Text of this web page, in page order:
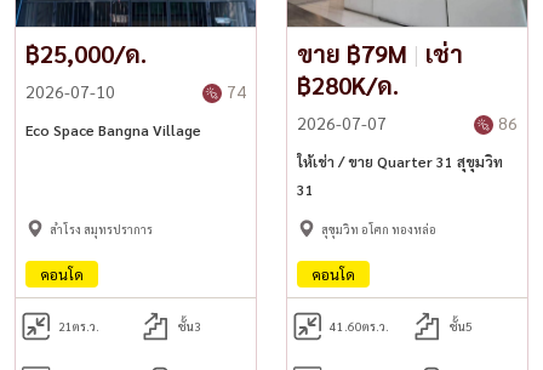
฿25,000/ด.
2026-07-10 74
Eco Space Bangna Village
สำโรง สมุทรปราการ
คอนโด
21 ตร.ว. ชั้น3
ขาย ฿79M | เช่า
฿280K/ด.
2026-07-07 86
ให้เช่า / ขาย Quarter 31 สุขุมวิท
31
สุขุมวิท อโศก ทองหล่อ
คอนโด
41.60ตร.ว. ชั้น5